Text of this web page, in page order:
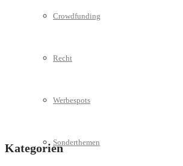
Crowdfunding
Recht
Werbespots
Sonderthemen
Kategorien